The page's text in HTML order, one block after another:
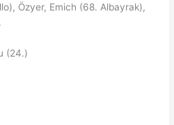
Özyer, Emich (68. Albayrak),
(24.)